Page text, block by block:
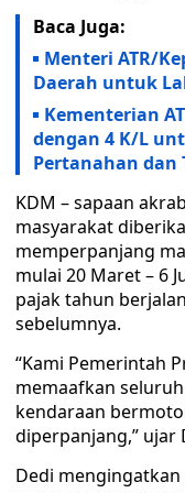
Baca Juga:
Menteri ATR/
Daerah untuk
Kementerian
dengan 4 K/L
Pertanahan dan
KDM – sapaan
masyarakat
memperpanjang
mulai 20 Maret – 6
pajak tahun
sebelumnya.
“Kami Pemerintah
memaafkan
kendaraan
diperpanjang,” ujar
Dedi